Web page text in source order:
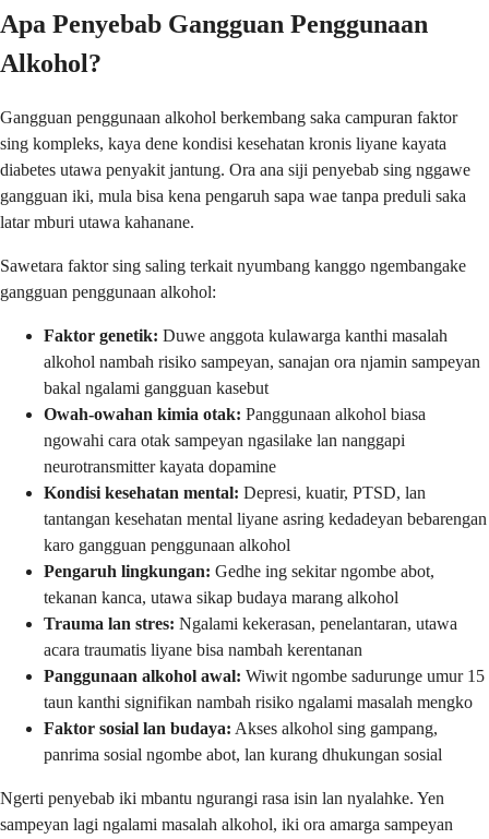
Apa Penyebab Gangguan Penggunaan
Alkohol?
Gangguan penggunaan alkohol berkembang saka campuran faktor
sing kompleks, kaya dene kondisi kesehatan kronis liyane kayata
diabetes utawa penyakit jantung. Ora ana siji penyebab sing nggawe
gangguan iki, mula bisa kena pengaruh sapa wae tanpa preduli saka
latar mburi utawa kahanane.
Sawetara faktor sing saling terkait nyumbang kanggo ngembangake
gangguan penggunaan alkohol:
Faktor genetik: Duwe anggota kulawarga kanthi masalah
alkohol nambah risiko sampeyan, sanajan ora njamin sampeyan
bakal ngalami gangguan kasebut
Owah-owahan kimia otak: Panggunaan alkohol biasa
ngowahi cara otak sampeyan ngasilake lan nanggapi
neurotransmitter kayata dopamine
Kondisi kesehatan mental: Depresi, kuatir, PTSD, lan
tantangan kesehatan mental liyane asring kedadeyan bebarengan
karo gangguan penggunaan alkohol
Pengaruh lingkungan: Gedhe ing sekitar ngombe abot,
tekanan kanca, utawa sikap budaya marang alkohol
Trauma lan stres: Ngalami kekerasan, penelantaran, utawa
acara traumatis liyane bisa nambah kerentanan
Panggunaan alkohol awal: Wiwit ngombe sadurunge umur 15
taun kanthi signifikan nambah risiko ngalami masalah mengko
Faktor sosial lan budaya: Akses alkohol sing gampang,
panrima sosial ngombe abot, lan kurang dhukungan sosial
Ngerti penyebab iki mbantu ngurangi rasa isin lan nyalahke. Yen
sampeyan lagi ngalami masalah alkohol, iki ora amarga sampeyan